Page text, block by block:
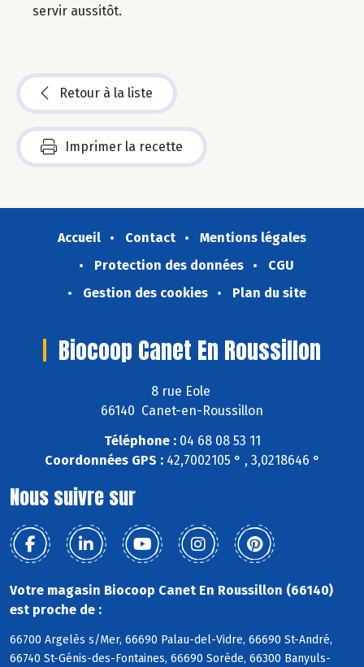
servir aussitôt.
Retour à la liste
Imprimer la recette
Accueil Contact
Mentions légales
Protection des données
CGU
Gestion des cookies
Plan du site
Biocoop Canet En Roussillon
8 rue Eole
66140 Canet-en-Roussillon
Téléphone :04 68 08 53 11
Coordonnées GPS :42,7002105 ° , 3,0218646 °
Nous suivre sur
Votre magasin Biocoop Canet En Roussillon (66140)
est proche de :
66700 Argelès s/Mer, 66690 Palau-del-Vidre, 66690 St-André,
66740 St-Génis-des-Fontaines, 66690 Sorède, 66300 Banyuls-